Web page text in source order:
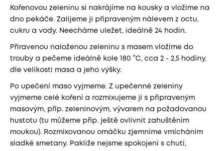
Kořenovou zeleninu si nakrájíme na kousky a vložíme na
dno pekáče. Zalijeme ji připraveným nálevem z octu,
cukru a vody. Neecháme uležet, ideálně 24 hodin.
Přiravenou naloženou zeleninu s masem vložíme do
trouby a pečeme ideálně kole 180 °C, cca 2 - 2,5 hodiny,
dle velikosti masa a jeho výšky.
Po upečení maso vyjmeme. Z upečenné zeleniny
vyjmeme celé koření a rozmixujeme ji s připraveným
masovým, příp. zeleninovým, vývarem na požadovanou
hustotu (tu můžeme příp. ještě ovlivnit zahuštěním
moukou). Rozmixovanou omáčku zjemníme vmícháním
sladké smetany. Pakliže nejsme spokojeni s chutí,